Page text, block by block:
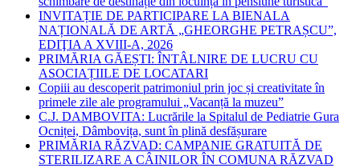
INVITAȚIE DE PARTICIPARE LA BIENALA
NAȚIONALĂ DE ARTĂ „GHEORGHE PETRAȘCU”,
EDIŢIA A XVIII-A, 2026
PRIMĂRIA GĂEȘTI: ÎNTÂLNIRE DE LUCRU CU
ASOCIAȚIILE DE LOCATARI
Copiii au descoperit patrimoniul prin joc și creativitate în
primele zile ale programului „Vacanță la muzeu”
C.J. DAMBOVITA: Lucrările la Spitalul de Pediatrie Gura
Ocniței, Dâmbovița, sunt în plină desfășurare
PRIMĂRIA RĂZVAD: CAMPANIE GRATUITĂ DE
STERILIZARE A CÂINILOR ÎN COMUNA RĂZVAD